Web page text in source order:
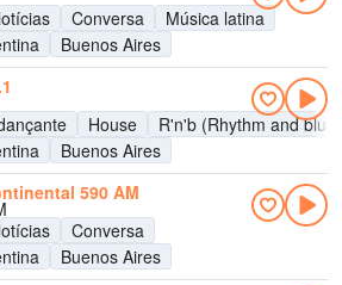
Conversa
Música latina
Buenos Aires
House
R'n'b (Rhythm and
Buenos Aires
590 AM
Conversa
Buenos Aires